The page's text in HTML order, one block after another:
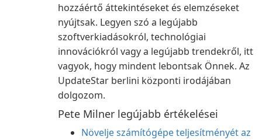
hozzáértő áttekintéseket és elemzéseket
nyújtsak. Legyen szó a legújabb
szoftverkiadásokról, technológiai
innovációkról vagy a legújabb trendekről, itt
vagyok, hogy mindent lebontsak Önnek. Az
UpdateStar berlini központi irodájában
dolgozom.
Pete Milner legújabb értékelései
Növelje számítógépe teljesítményét az